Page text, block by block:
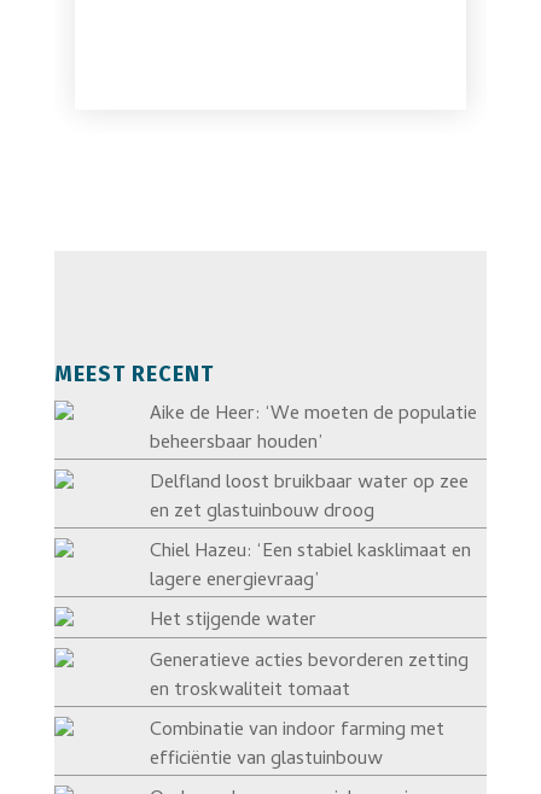
MEEST RECENT
Aike de Heer: ‘We moeten de populatie
beheersbaar houden’
Delfland loost bruikbaar water op zee
en zet glastuinbouw droog
Chiel Hazeu: ‘Een stabiel kasklimaat en
lagere energievraag’
Het stijgende water
Generatieve acties bevorderen zetting
en troskwaliteit tomaat
Combinatie van indoor farming met
efficiëntie van glastuinbouw